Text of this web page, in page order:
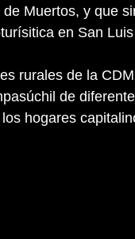
Muertos, y que
en San
rurales de la
de
hogares